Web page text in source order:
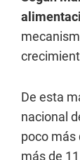
De esta
nacional
poco más
más de